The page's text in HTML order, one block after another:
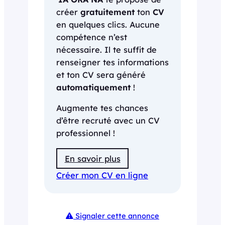
créer gratuitementton CV
en quelques clics. Aucune
compétence n’est
nécessaire. Il te suffit de
renseigner tes informations
et ton CV sera généré
automatiquement!
Augmente tes chances
d’être recruté avec un CV
professionnel !
En savoir plus
Créer mon CV en ligne
Signaler cette annonce